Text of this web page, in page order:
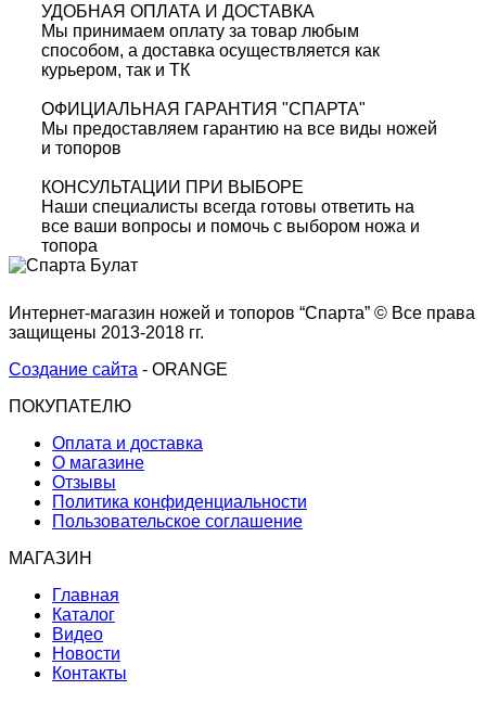
УДОБНАЯ ОПЛАТА И ДОСТАВКА
Мы принимаем оплату за товар любым
способом, а доставка осуществляется как
курьером, так и ТК
ОФИЦИАЛЬНАЯ ГАРАНТИЯ "СПАРТА"
Мы предоставляем гарантию на все виды ножей
и топоров
КОНСУЛЬТАЦИИ ПРИ ВЫБОРЕ
Наши специалисты всегда готовы ответить на
все ваши вопросы и помочь с выбором ножа и
топора
Интернет-магазин ножей и топоров “Спарта” © Все права
защищены 2013-2018 гг.
Создание сайта - ORANGE
ПОКУПАТЕЛЮ
Оплата и доставка
О магазине
Отзывы
Политика конфиденциальности
Пользовательское соглашение
МАГАЗИН
Главная
Каталог
Видео
Новости
Контакты